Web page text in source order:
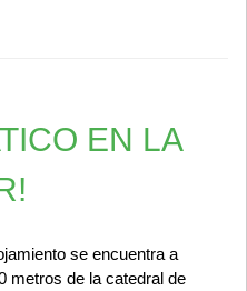
EN LA
se encuentra a
metros de la catedral de